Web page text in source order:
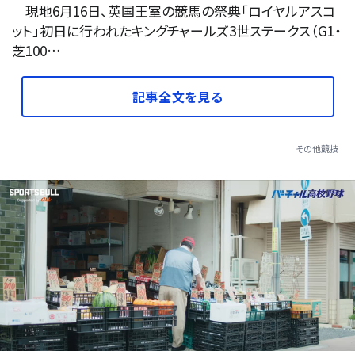
現地6月16日、英国王室の競馬の祭典「ロイヤルアスコ
ット」初日に行われたキングチャールズ3世ステークス（G1・
芝100…
記事全文を見る
その他競技